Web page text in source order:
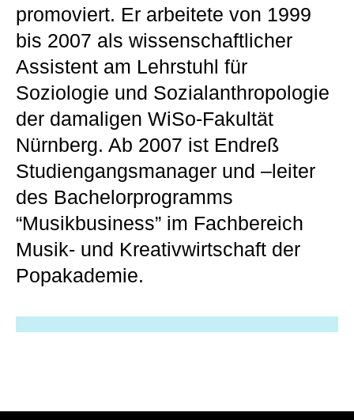
promoviert. Er arbeitete von 1999
bis 2007 als wissenschaftlicher
Assistent am Lehrstuhl für
Soziologie und Sozialanthropologie
der damaligen WiSo-Fakultät
Nürnberg. Ab 2007 ist Endreß
Studiengangsmanager und –leiter
des Bachelorprogramms
“Musikbusiness” im Fachbereich
Musik- und Kreativwirtschaft der
Popakademie.